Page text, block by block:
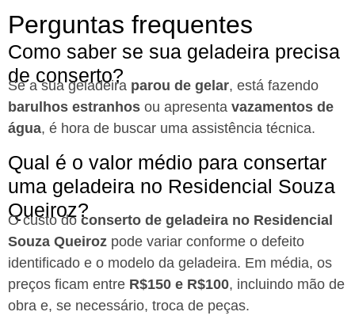
Perguntas frequentes
Como saber se sua geladeira precisa
de conserto?
Se a sua geladeira parou de gelar, está fazendo
barulhos estranhos ou apresenta vazamentos de
água, é hora de buscar uma assistência técnica.
Qual é o valor médio para consertar
uma geladeira no Residencial Souza
Queiroz?
O custo do conserto de geladeira no Residencial
Souza Queiroz pode variar conforme o defeito
identificado e o modelo da geladeira. Em média, os
preços ficam entre R$150 e R$100, incluindo mão de
obra e, se necessário, troca de peças.